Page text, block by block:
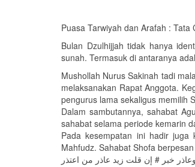
Puasa Tarwiyah dan Arafah :
Bulan Dzulhijjah tidak hanya
sunah. Termasuk di antaranya
Mushollah Nurus Sakinah tadi
melaksanakan Rapat Anggota.
pengurus lama sekaligus memilih
Dalam sambutannya, sahabat
sahabat selama periode kemarin
Pada kesempatan ini hadir juga
Mahfudz. Sahabat Shofa
وعاذر خبر # إن قلت زيد عاذر من اعتذر